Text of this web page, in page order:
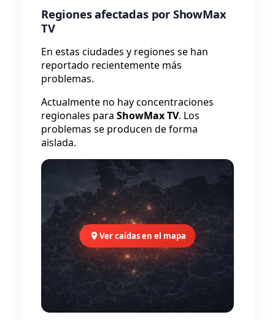
Regiones afectadas por ShowMax
TV
En estas ciudades y regiones se han
reportado recientemente más
problemas.
Actualmente no hay concentraciones
regionales para ShowMax TV. Los
problemas se producen de forma
aislada.
Ver caídas en el mapa